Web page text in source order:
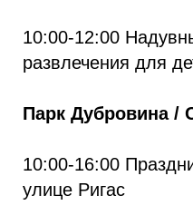
10:00-12:00
развлечения для
Парк Дубровина /
10:00-16:00
улице Ригас